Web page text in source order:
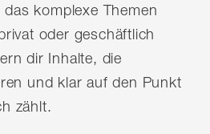
komplexe Themen
oder geschäftlich
dir Inhalte, die
und klar auf den Punkt
zählt.